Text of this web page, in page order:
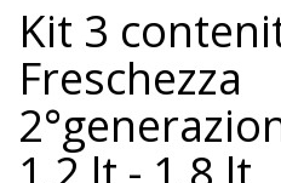
Kit 3
Freschezza